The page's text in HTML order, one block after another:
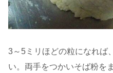
3～5ミリほどの粒になれば
い。両手をつかいそば粉を